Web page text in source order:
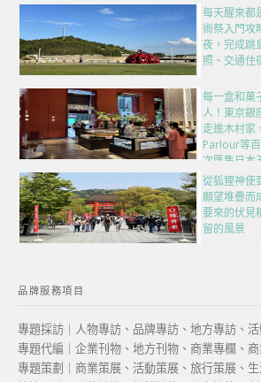
每天醒來都
術祭入門攻
夜，完成跳
照、交通住
每一盒和菓
人！東京銀
走進木村家
Parlour等
次匯集日本
從狐狸神使
願望堆疊而
要來的伏見
留的風景
品牌服務項目
專題採訪｜人物專訪、品牌專訪、地方專訪、
專題代編｜企業刊物、地方刊物、商業專欄、
專題策劃｜商業策展、活動策展、旅行策展、